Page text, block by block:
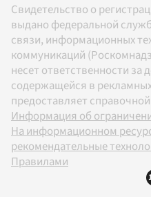
Свидетельство о
выдано федеральной
связи, информационных
коммуникаций
несет ответственности
содержащейся в
предоставляет
Информация об
На информационном
рекомендательные
Правилами